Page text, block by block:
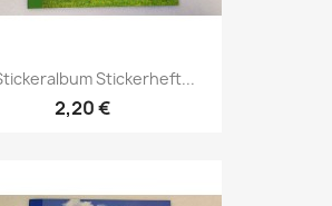
Stickerheft...
2,20 €